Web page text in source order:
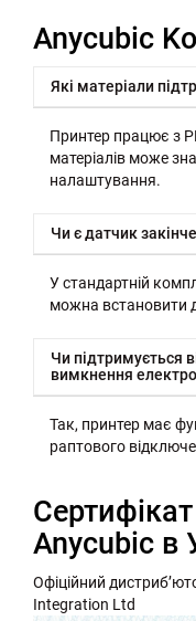
Anycubic
Які матеріали
Принтер працює з
матеріалів може
налаштування.
Чи є датчик
У стандартній
можна встановити
Чи підтримується
вимкнення
Так, принтер має
раптового
Anycubic в
Офіційний
Integration Ltd